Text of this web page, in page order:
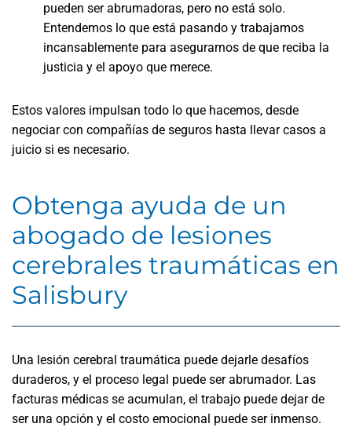
pueden ser abrumadoras, pero no está solo.
Entendemos lo que está pasando y trabajamos
incansablemente para asegurarnos de que reciba la
justicia y el apoyo que merece.
Estos valores impulsan todo lo que hacemos, desde
negociar con compañías de seguros hasta llevar casos a
juicio si es necesario.
Obtenga ayuda de un
abogado de lesiones
cerebrales traumáticas en
Salisbury
Una lesión cerebral traumática puede dejarle desafíos
duraderos, y el proceso legal puede ser abrumador. Las
facturas médicas se acumulan, el trabajo puede dejar de
ser una opción y el costo emocional puede ser inmenso.